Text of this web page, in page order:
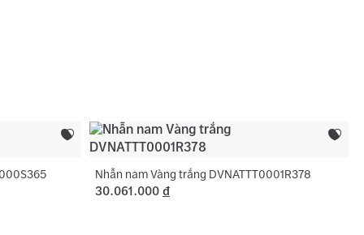
Trắng
Hình tròn, Hình vuông
Nhẫn nam Vàng trắng DVNATTT0001R378
30.061.000 đ